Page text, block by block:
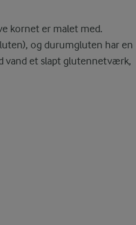
kornet er malet med.
og durumgluten har en
vand et slapt glutennetværk,